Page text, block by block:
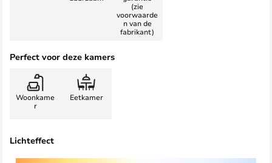
(zie
voorwaarde
n van de
fabrikant)
Perfect voor deze kamers
Woonkame
r
Eetkamer
Lichteffect